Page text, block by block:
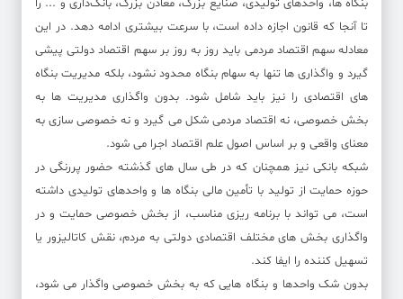
بنگاه ها، واحدهای تولیدی، صنایع بزرگ، معادن بزرگ، بانک‌داری و ... را
تا آنجا که قانون اجازه داده است، با سرعت بیشتری ادامه دهد. در این
معادله سهم اقتصاد مردمی باید روز به روز بر سهم اقتصاد دولتی پیشی
گیرد و واگذاری ها تنها به سهام بنگاه محدود نشود، بلکه مدیریت بنگاه
های اقتصادی را نیز باید شامل شود. بدون واگذاری مدیریت ها به
بخش خصوصی، نه اقتصاد مردمی شکل می گیرد و نه خصوصی سازی به
معنای واقعی و بر اساس اصول علم اقتصاد اجرا می شود.
شبکه بانکی نیز همچنان که در طی سال های گذشته حضور پررنگی در
حوزه حمایت از تولید با تأمین مالی بنگاه ها و واحدهای تولیدی داشته
است، می تواند با برنامه ریزی مناسب، از بخش خصوصی حمایت و در
واگذاری بخش های مختلف اقتصادی دولتی به مردم، نقش کاتالیزور یا
تسهیل کننده را ایفا کند.
بدون شک واحدها و بنگاه هایی که به بخش خصوصی واگذار می شود،